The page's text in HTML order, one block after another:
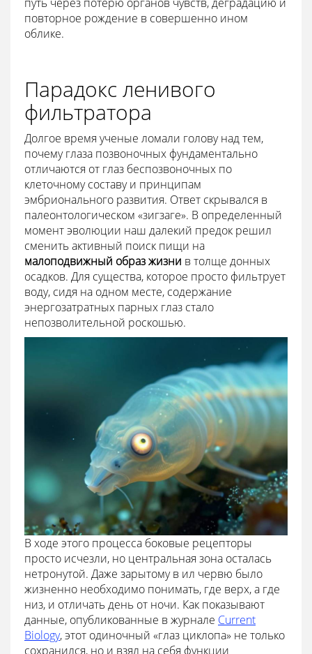
повторное рождение в совершенно ином
облике.
Парадокс ленивого
фильтратора
Долгое время ученые ломали голову над тем,
почему глаза позвоночных фундаментально
отличаются от глаз беспозвоночных по
клеточному составу и принципам
эмбрионального развития. Ответ скрывался в
палеонтологическом «зигзаге». В определенный
момент эволюции наш далекий предок решил
сменить активный поиск пищи на
малоподвижный образ жизни в толще донных
осадков. Для существа, которое просто фильтрует
воду, сидя на одном месте, содержание
энергозатратных парных глаз стало
непозволительной роскошью.
В ходе этого процесса боковые рецепторы
просто исчезли, но центральная зона осталась
нетронутой. Даже зарытому в ил червю было
жизненно необходимо понимать, где верх, а где
низ, и отличать день от ночи. Как показывают
данные, опубликованные в журнале Current
Biology, этот одиночный «глаз циклопа» не только
сохранился, но и взял на себя функции